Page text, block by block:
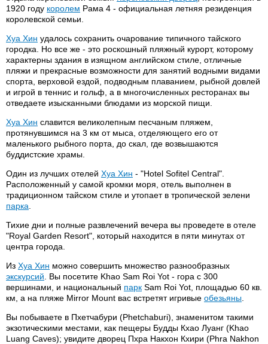
1920 году королем Рама 4 - официальная летняя резиденция
королевской семьи.
Хуа Хин удалось сохранить очарование типичного тайского
городка. Но все же - это роскошный пляжный курорт, которому
характерны здания в изящном английском стиле, отличные
пляжи и прекрасные возможности для занятий водными видами
спорта, верховой ездой, подводным плаванием, рыбной довлей
и игрой в теннис и гольф, а в многочисленных ресторанах вы
отведаете изысканными блюдами из морской пищи.
Хуа Хин славится великолепным песчаным пляжем,
протянувшимся на 3 км от мыса, отделяющего его от
маленького рыбного порта, до скал, где возвышаются
буддистские храмы.
Один из лучших отелей Хуа Хин - "Hotel Sofitel Central".
Расположенный у самой кромки моря, отель выполнен в
традиционном тайском стиле и утопает в тропической зелени
парка
Тихие дни и полные развлечений вечера вы проведете в отеле
"Royal Garden Resort", который находится в пяти минутах от
центра города.
Из Хуа Хин можно совершить множество разнообразных
экскурсий . Вы посетите Khao Sam Roi Yot - гора с 300
вершинами, и национальный парк Sam Roi Yot, площадью 60 кв.
км, а на пляже Mirror Mount вас встретят игривые обезьяны
Вы побываете в Пхетчабури (Phetchaburi), знаменитом такими
экзотическими местами, как пещеры Будды Кхао Луанг (Khao
Luang Caves); увидите дворец Пхра Накхон Кхири (Phra Nakhon